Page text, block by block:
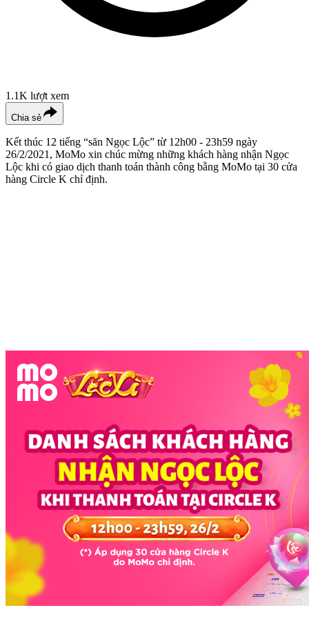
1.1K lượt xem
Chia sẻ
Kết thúc 12 tiếng “săn Ngọc Lộc” từ 12h00 - 23h59 ngày
26/2/2021, MoMo xin chúc mừng những khách hàng nhận Ngọc
Lộc khi có giao dịch thanh toán thành công bằng MoMo tại 30 cửa
hàng Circle K chỉ định.